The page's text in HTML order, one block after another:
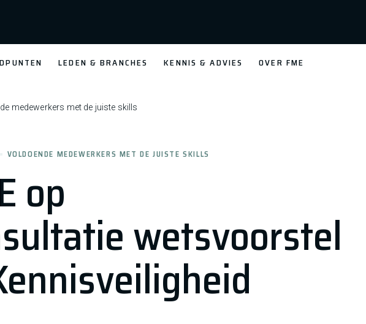
LEDEN & BRANCHES KENNIS & ADVIES OVER FME
medewerkers met de juiste skills
op
wetsvoorstel
VOLDOENDE MEDEWERKERS MET DE JUISTE SKILLS